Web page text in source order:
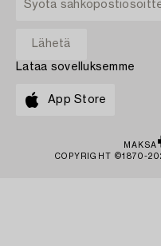
Lataa sovelluksemme
App Store
MAKSA
COPYRIGHT ©1870-